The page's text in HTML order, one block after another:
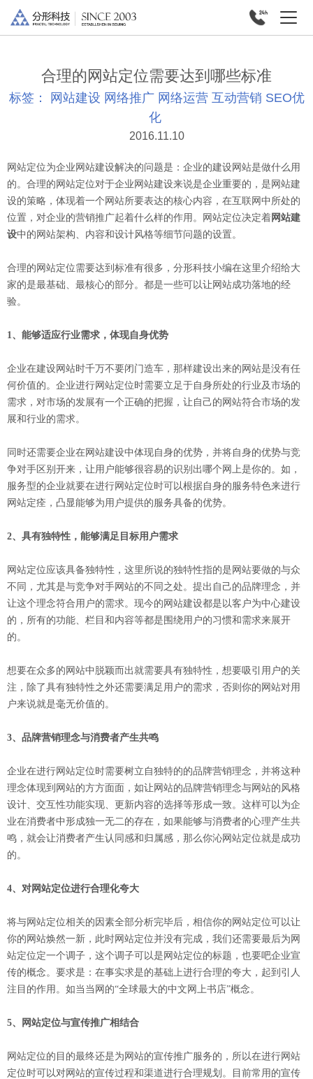
合理的网站定位需要达到哪些标准
标签： 网站建设 网络推广 网络运营 互动营销 SEO优
化
2016.11.10
网站定位为企业网站建设解决的问题是：企业的建设网站是做什么用
的。合理的网站定位对于企业网站建设来说是企业重要的，是网站建
设的策略，体现着一个网站所要表达的核心内容，在互联网中所处的
位置，对企业的营销推广起着什么样的作用。网站定位决定着 网站建
设中的网站架构、内容和设计风格等细节问题的设置。
合理的网站定位需要达到标准有很多，分形科技小编在这里介绍给大
家的是最基础、最核心的部分。都是一些可以让网站成功落地的经
验。
1、能够适应行业需求，体现自身优势
企业在建设网站时千万不要闭门造车，那样建设出来的网站是没有任
何价值的。企业进行网站定位时需要立足于自身所处的行业及市场的
需求，对市场的发展有一个正确的把握，让自己的网站符合市场的发
展和行业的需求。
同时还需要企业在网站建设中体现自身的优势，并将自身的优势与竞
争对手区别开来，让用户能够很容易的识别出哪个网上是你的。如，
服务型的企业就要在进行网站定位时可以根据自身的服务特色来进行
网站定痊，凸显能够为用户提供的服务具备的优势。
2、具有独特性，能够满足目标用户需求
网站定位应该具备独特性，这里所说的独特性指的是网站要做的与众
不同，尤其是与竞争对手网站的不同之处。提出自己的品牌理念，并
让这个理念符合用户的需求。现今的网站建设都是以客户为中心建设
的，所有的功能、栏目和内容等都是围绕用户的习惯和需求来展开
的。
想要在众多的网站中脱颖而出就需要具有独特性，想要吸引用户的关
注，除了具有独特性之外还需要满足用户的需求，否则你的网站对用
户来说就是毫无价值的。
3、品牌营销理念与消费者产生共鸣
企业在进行网站定位时需要树立自独特的的品牌营销理念，并将这种
理念体现到网站的方方面面，如让网站的品牌营销理念与网站的风格
设计、交互性功能实现、更新内容的选择等形成一致。这样可以为企
业在消费者中形成独一无二的存在，如果能够与消费者的心理产生共
鸣，就会让消费者产生认同感和归属感，那么你沁网站定位就是成功
的。
4、对网站定位进行合理化夸大
将与网站定位相关的因素全部分析完毕后，相信你的网站定位可以让
你的网站焕然一新，此时网站定位并没有完成，我们还需要最后为网
站定位定一个调子，这个调子可以是网站定位的标题，也要吧企业宣
传的概念。要求是：在事实求是的基础上进行合理的夸大，起到引人
注目的作用。如当当网的“全球最大的中文网上书店”概念。
5、网站定位与宣传推广相结合
网站定位的目的最终还是为网站的宣传推广服务的，所以在进行网站
定位时可以对网站的宣传过程和渠道进行合理规划。目前常用的宣传